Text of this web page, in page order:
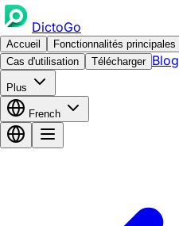
DictoGo
Accueil Fonctionnalités principales
Cas d'utilisation
Télécharger Blog
Plus
French